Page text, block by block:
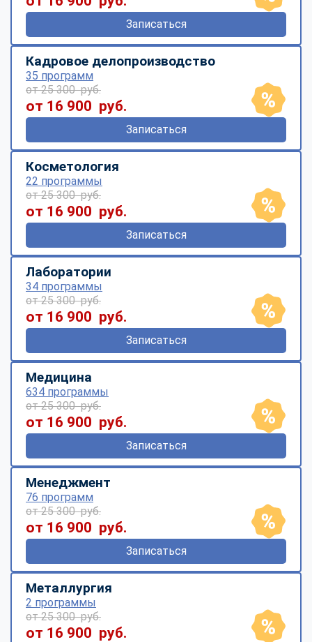
Записаться
Кадровое делопроизводство
35 программ
от 25 300 руб.
от 16 900 руб.
Записаться
Косметология
22 программы
от 25 300 руб.
от 16 900 руб.
Записаться
Лаборатории
34 программы
от 25 300 руб.
от 16 900 руб.
Записаться
Медицина
634 программы
от 25 300 руб.
от 16 900 руб.
Записаться
Менеджмент
76 программ
от 25 300 руб.
от 16 900 руб.
Записаться
Металлургия
2 программы
от 25 300 руб.
от 16 900 руб.